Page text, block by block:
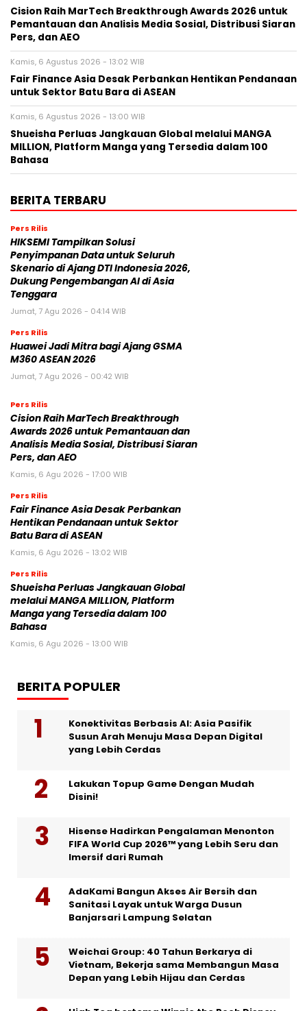
Cision Raih MarTech Breakthrough Awards 2026 untuk
Pemantauan dan Analisis Media Sosial, Distribusi Siaran
Pers, dan AEO
Kamis, 6 Agustus 2026 - 13:02 WIB
Fair Finance Asia Desak Perbankan Hentikan Pendanaan
untuk Sektor Batu Bara di ASEAN
Kamis, 6 Agustus 2026 - 13:00 WIB
Shueisha Perluas Jangkauan Global melalui MANGA
MILLION, Platform Manga yang Tersedia dalam 100
Bahasa
BERITA TERBARU
Pers Rilis
HIKSEMI Tampilkan Solusi
Penyimpanan Data untuk Seluruh
Skenario di Ajang DTI Indonesia 2026,
Dukung Pengembangan AI di Asia
Tenggara
Jumat, 7 Agu 2026 - 04:14 WIB
Pers Rilis
Huawei Jadi Mitra bagi Ajang GSMA
M360 ASEAN 2026
Jumat, 7 Agu 2026 - 00:42 WIB
Pers Rilis
Cision Raih MarTech Breakthrough
Awards 2026 untuk Pemantauan dan
Analisis Media Sosial, Distribusi Siaran
Pers, dan AEO
Kamis, 6 Agu 2026 - 17:00 WIB
Pers Rilis
Fair Finance Asia Desak Perbankan
Hentikan Pendanaan untuk Sektor
Batu Bara di ASEAN
Kamis, 6 Agu 2026 - 13:02 WIB
Pers Rilis
Shueisha Perluas Jangkauan Global
melalui MANGA MILLION, Platform
Manga yang Tersedia dalam 100
Bahasa
Kamis, 6 Agu 2026 - 13:00 WIB
BERITA POPULER
Konektivitas Berbasis AI: Asia Pasifik
Susun Arah Menuju Masa Depan Digital
yang Lebih Cerdas
Lakukan Topup Game Dengan Mudah
Disini!
Hisense Hadirkan Pengalaman Menonton
FIFA World Cup 2026™ yang Lebih Seru dan
Imersif dari Rumah
AdaKami Bangun Akses Air Bersih dan
Sanitasi Layak untuk Warga Dusun
Banjarsari Lampung Selatan
Weichai Group: 40 Tahun Berkarya di
Vietnam, Bekerja sama Membangun Masa
Depan yang Lebih Hijau dan Cerdas